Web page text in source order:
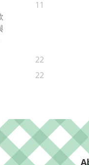
11
22
22